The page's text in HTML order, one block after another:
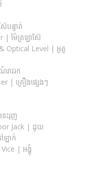
បន្ទាត់
| ម៉ែត្រឡាស៊ែ
Optical Level | អូតូ
ាវរក
| គ្រឿងផ្សេងៗ
ះរុញ
Jack​ | ដូយ
ឡាក់
| អង្គុំ